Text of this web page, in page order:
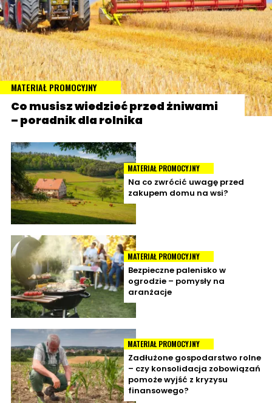
MATERIAŁ PROMOCYJNY
Co musisz wiedzieć przed żniwami
– poradnik dla rolnika
MATERIAŁ PROMOCYJNY
Na co zwrócić uwagę przed
zakupem domu na wsi?
MATERIAŁ PROMOCYJNY
Bezpieczne palenisko w
ogrodzie – pomysły na
aranżacje
MATERIAŁ PROMOCYJNY
Zadłużone gospodarstwo rolne
– czy konsolidacja zobowiązań
pomoże wyjść z kryzysu
finansowego?